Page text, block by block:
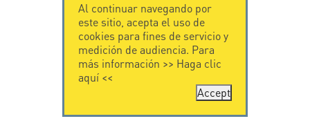
Al continuar navegando por
este sitio, acepta el uso de
cookies para fines de servicio y
medición de audiencia. Para
más información >> Haga clic
aquí<<
Accept